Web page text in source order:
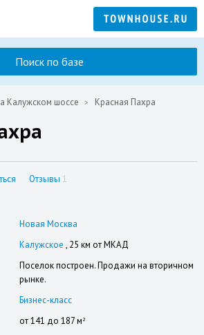
Поиск по базе
Калужском шоссе Красная Пахра
Отзывы 1
Новая Москва
Калужское , 25 км от МКАД
Поселок построен. Продажи на вторичном
рынке.
Бизнес-класс
от 141 до 187 м 2